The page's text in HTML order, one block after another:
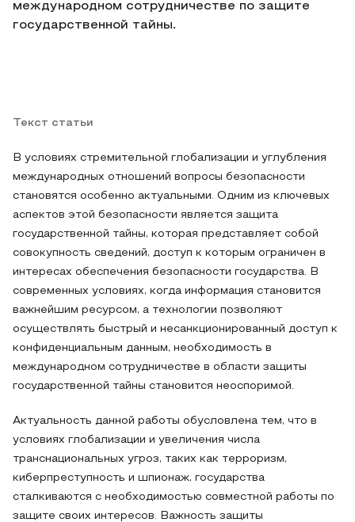
международном сотрудничестве по защите
государственной тайны.
Текст статьи
В условиях стремительной глобализации и углубления
международных отношений вопросы безопасности
становятся особенно актуальными. Одним из ключевых
аспектов этой безопасности является защита
государственной тайны, которая представляет собой
совокупность сведений, доступ к которым ограничен в
интересах обеспечения безопасности государства. В
современных условиях, когда информация становится
важнейшим ресурсом, а технологии позволяют
осуществлять быстрый и несанкционированный доступ к
конфиденциальным данным, необходимость в
международном сотрудничестве в области защиты
государственной тайны становится неоспоримой.
Актуальность данной работы обусловлена тем, что в
условиях глобализации и увеличения числа
транснациональных угроз, таких как терроризм,
киберпреступность и шпионаж, государства
сталкиваются с необходимостью совместной работы по
защите своих интересов. Важность защиты